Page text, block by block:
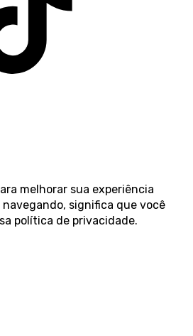
melhorar sua experiência
significa que você
política de privacidade.